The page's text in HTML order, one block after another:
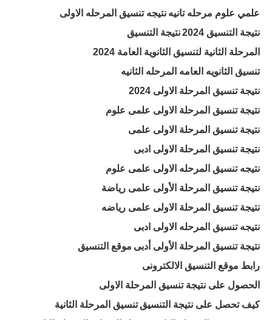
علمي علوم مرحله تانيه نتيجه تنسيق المرحله الاولى
نتيجة التنسيق 2024
نتيجة التنسيق
المرحلة الثانية لتنسيق الثانوية العامة 2024
تنسيق الثانويه العامه المرحله الثانيه
نتيجة تنسيق المرحلة الاولى 2024
نتيجة تنسيق المرحلة الاولى علمى علوم
نتيجة تنسيق المرحلة الاولى علمى
نتيجة تنسيق المرحلة الاولى ادبى
نتيجه تنسيق المرحله الاولى علمى علوم
نتيجة تنسيق المرحلة الأولى علمى رياضة
نتيجة تنسيق المرحلة الاولى علمى رياضه
نتيجه تنسيق المرحله الاولى ادبى
نتيجة تنسيق المرحلة الأولى أدبى موقع التنسيق
رابط موقع التنسيق الالكترونى
الحصول على نتيجة تنسيق المرحلة الاولى
كيف تحصل على نتيجة التنسيق تنسيق المرحلة الثانية